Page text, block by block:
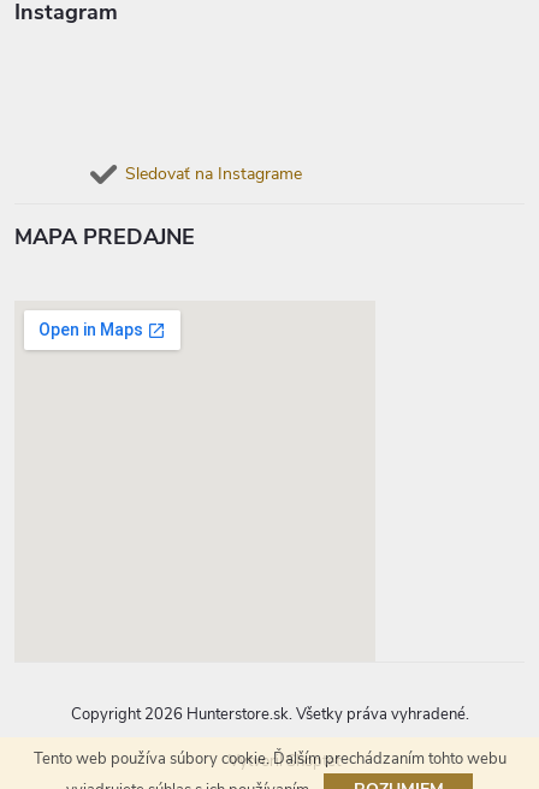
Tento web používa súbory cookie. Ďalším prechádzaním tohto webu
Instagram
Sledovať na Instagrame
MAPA PREDAJNE
Vytvoril Shoptet
Copyright 2026 Hunterstore.sk. Všetky práva vyhradené.